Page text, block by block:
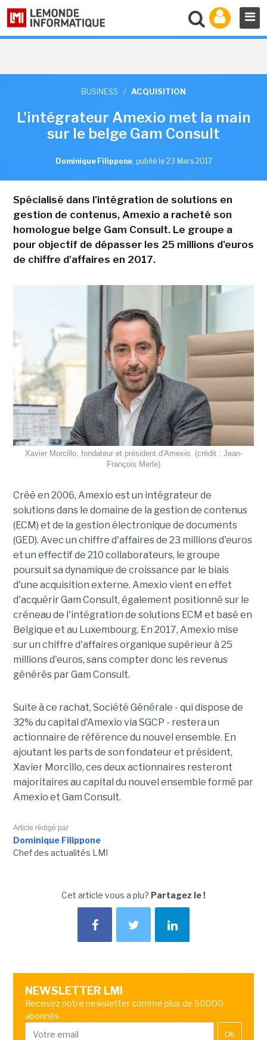
BUSINESS / ACQUISITION
L'intégrateur Amexio met la main
sur le belge Gam Consult
Dominique Filippone, publié le 23 Mars 2017
Spécialisé dans l'intégration de solutions en
gestion de contenus, Amexio a racheté son
homologue belge Gam Consult. Le groupe a
pour objectif de dépasser les 25 millions d'euros
de chiffre d'affaires en 2017.
Xavier Morcillo, fondateur et président d'Amexio. (crédit : Jean-
François Merle)
Créé en 2006, Amexio est un intégrateur de
solutions dans le domaine de la gestion de contenus
(ECM) et de la gestion électronique de documents
(GED). Avec un chiffre d'affaires de 23 millions d'euros
et un effectif de 210 collaborateurs, le groupe
poursuit sa dynamique de croissance par le biais
d'une acquisition externe. Amexio vient en effet
d'acquérir Gam Consult, également positionné sur le
créneau de l'intégration de solutions ECM et basé en
Belgique et au Luxembourg. En 2017, Amexio mise
sur un chiffre d'affaires organique supérieur à 25
millions d'euros, sans compter donc les revenus
générés par Gam Consult.
Suite à ce rachat, Société Générale - qui dispose de
32% du capital d'Amexio via SGCP - restera un
actionnaire de référence du nouvel ensemble. En
ajoutant les parts de son fondateur et président,
Xavier Morcillo, ces deux actionnaires resteront
majoritaires au capital du nouvel ensemble formé par
Amexio et Gam Consult.
Article rédigé par
Dominique Filippone
Chef des actualités LMI
Cet article vous a plu? Partagez le !
NEWSLETTER LMI
Recevez notre newsletter comme plus de 50000
abonnés
OK